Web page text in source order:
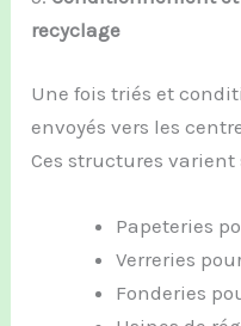
recyclage
Une fois triés et
envoyés vers les
Ces structures varient
Papeteries
Verreries
Fonderies